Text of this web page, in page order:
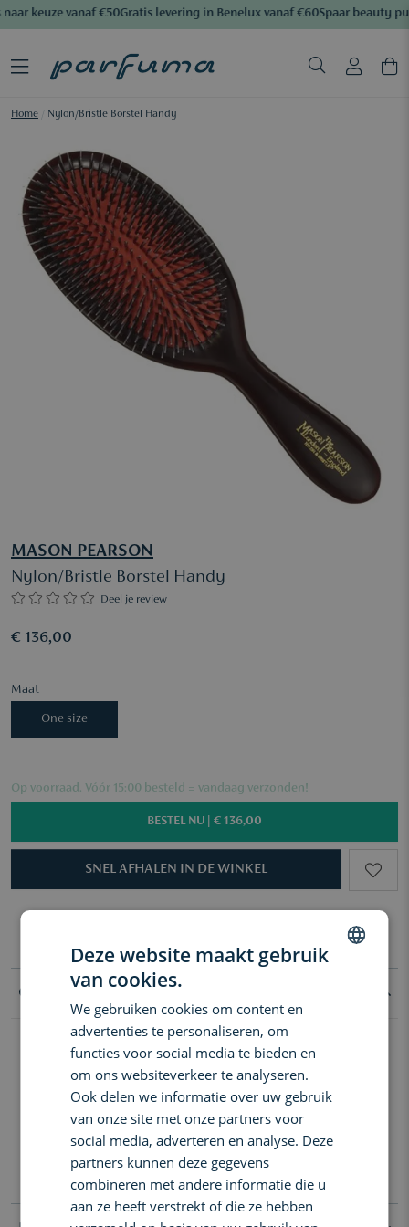
keuze vanaf €50Gratis levering in Benelux vanaf €60Spaar beauty
Home Nylon/Bristle Borstel Handy
MASON PEARSON
Nylon/Bristle Borstel Handy
Deel je review
€ 136,00
Maat
One size
Op voorraad. Vóór 15:00 besteld = vandaag verzonden!
BESTEL NU | € 136,00
SNEL AFHALEN IN DE WINKEL
Goed om te weten
Bristle Mixted Handy BN3 borstel is gemaakt van zwijnenhaar
gecombineerd met nylon (mix).Het is een pneumatische ovalen
borstel met een rood kussen. De Mason Pearson mix is het beste
geschikt voor normaal tot dik haar. Bij deze Handy borstel zit de
orginele Mason Pearson Cleaning Brush voor het reinigen van uw
Mason Pearson haarborstel. Dit speciale borsteltje wordt gebruikt
om uw Mason Pearson borstel in optimale staat te houden en te
reinigen.
Deze website maakt gebruik
van cookies.
We gebruiken cookies om content en
advertenties te personaliseren, om
functies voor social media te bieden en
om ons websiteverkeer te analyseren.
Ook delen we informatie over uw gebruik
van onze site met onze partners voor
social media, adverteren en analyse. Deze
partners kunnen deze gegevens
combineren met andere informatie die u
aan ze heeft verstrekt of die ze hebben